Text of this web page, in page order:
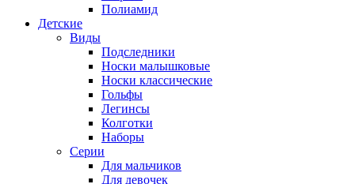
Полиамид
Детские
Виды
Подследники
Носки малышковые
Носки классические
Гольфы
Легинсы
Колготки
Наборы
Серии
Для мальчиков
Для девочек